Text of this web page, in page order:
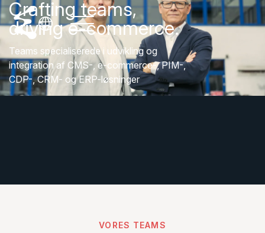
Crafting teams,
driving e-commerce.
Teams specialiserede i udvikling og
integration af CMS-, e-commerce-, PIM-,
CDP-, CRM- og ERP-løsninger
VORES TEAMS